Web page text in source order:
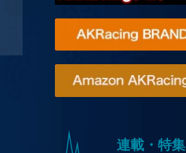
連載・特集